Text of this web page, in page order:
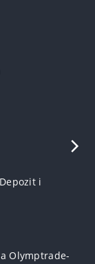
i
Olymptrade-